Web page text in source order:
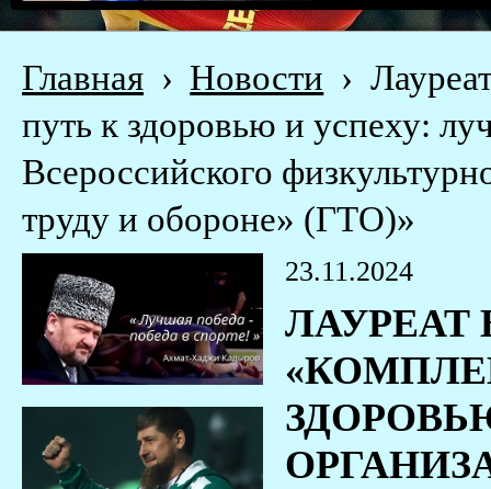
Главная › Новости ›
путь к здоровью и успеху:
Всероссийского
труду и обороне» (ГТО)»
23.11.2024